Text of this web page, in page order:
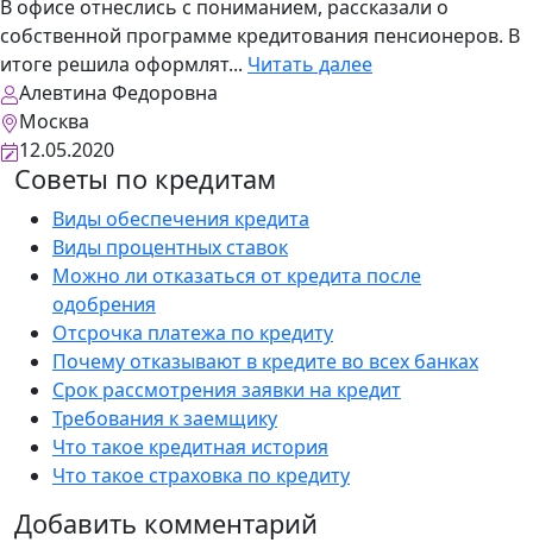
В офисе отнеслись с пониманием, рассказали о
собственной программе кредитования пенсионеров. В
итоге решила оформлят... Читать далее
Алевтина Федоровна
Москва
12.05.2020
Советы по кредитам
Виды обеспечения кредита
Виды процентных ставок
Можно ли отказаться от кредита после
одобрения
Отсрочка платежа по кредиту
Почему отказывают в кредите во всех банках
Срок рассмотрения заявки на кредит
Требования к заемщику
Что такое кредитная история
Что такое страховка по кредиту
Добавить комментарий